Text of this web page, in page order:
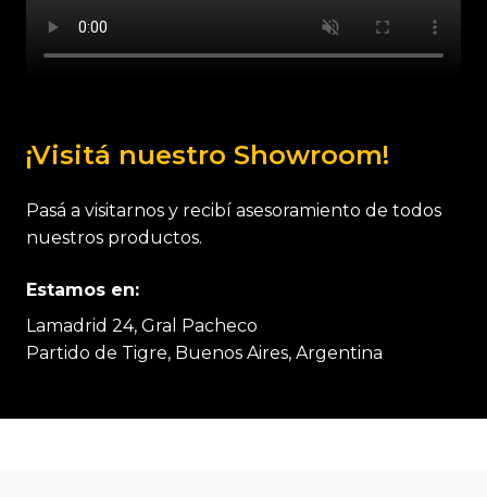
¡Visitá nuestro Showroom!
Pasá a visitarnos y recibí asesoramiento de todos
nuestros productos.
Estamos en:
Lamadrid 24, Gral Pacheco
Partido de Tigre, Buenos Aires, Argentina